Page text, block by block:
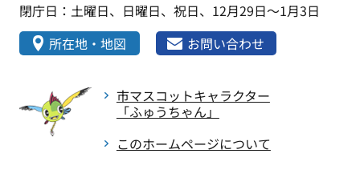
閉庁日：土曜日、日曜日、祝日、12月29日～1月3日
所在地・地図
お問い合わせ
市マスコットキャラクター
「ふゅうちゃん」
このホームページについて